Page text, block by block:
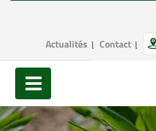
Actualités Contact